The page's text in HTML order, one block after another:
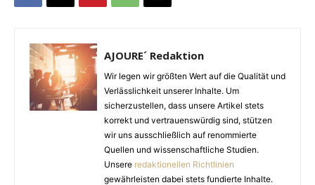
AJOURE´ Redaktion
Wir legen wir größten Wert auf die Qualität und
Verlässlichkeit unserer Inhalte. Um
sicherzustellen, dass unsere Artikel stets
korrekt und vertrauenswürdig sind, stützen
wir uns ausschließlich auf renommierte
Quellen und wissenschaftliche Studien.
Unsere redaktionellen Richtlinien
gewährleisten dabei stets fundierte Inhalte.